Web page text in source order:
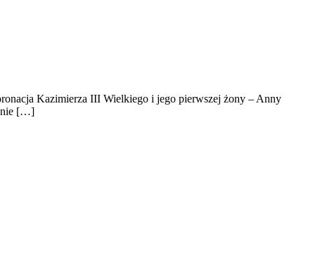
Kazimierza III Wielkiego i jego pierwszej żony – Anny
nie […]